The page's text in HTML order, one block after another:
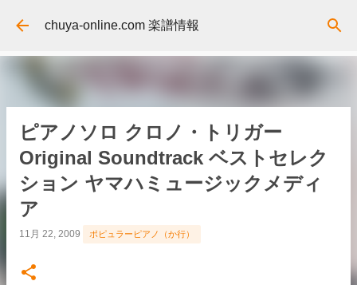
スキップしてメイン コンテンツに移動
chuya-online.com 楽譜情報
ピアノソロ クロノ・トリガー
Original Soundtrack ベストセレク
ション ヤマハミュージックメディ
ア
11月 22, 2009 ポピュラーピアノ（か行）